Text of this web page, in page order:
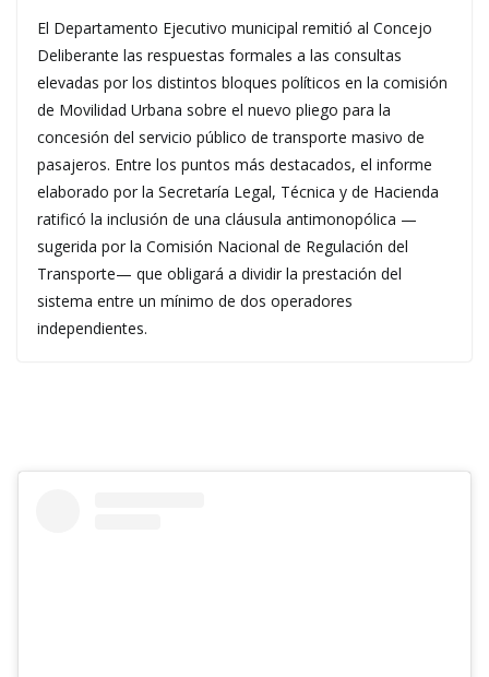
El Departamento Ejecutivo municipal remitió al Concejo
Deliberante las respuestas formales a las consultas
elevadas por los distintos bloques políticos en la comisión
de Movilidad Urbana sobre el nuevo pliego para la
concesión del servicio público de transporte masivo de
pasajeros. Entre los puntos más destacados, el informe
elaborado por la Secretaría Legal, Técnica y de Hacienda
ratificó la inclusión de una cláusula antimonopólica —
sugerida por la Comisión Nacional de Regulación del
Transporte— que obligará a dividir la prestación del
sistema entre un mínimo de dos operadores
independientes.